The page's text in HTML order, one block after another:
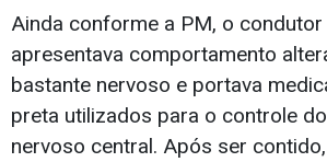
Ainda conforme a PM, o
apresentava comportamento
bastante nervoso e portava
preta utilizados para o controle
nervoso central. Após ser